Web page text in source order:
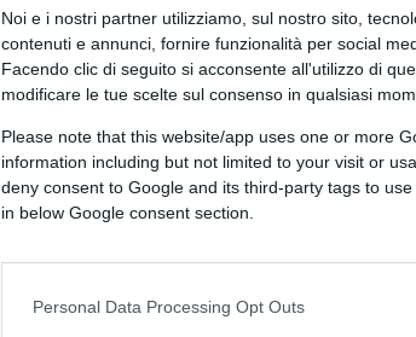
Noi e i nostri partner utilizziamo, sul nostro sito,
contenuti e annunci, fornire funzionalità per social
Facendo clic di seguito si acconsente all'utilizzo di
modificare le tue scelte sul consenso in qualsiasi
Please note that this website/app uses one or more
information including but not limited to your visit or
deny consent to Google and its third-party tags to
in below Google consent section.
Personal Data Processing Opt Outs